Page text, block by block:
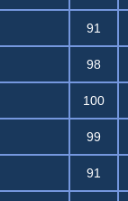
91
98
100
99
91